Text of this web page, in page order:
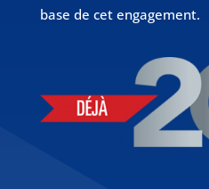
base de cet engagement.